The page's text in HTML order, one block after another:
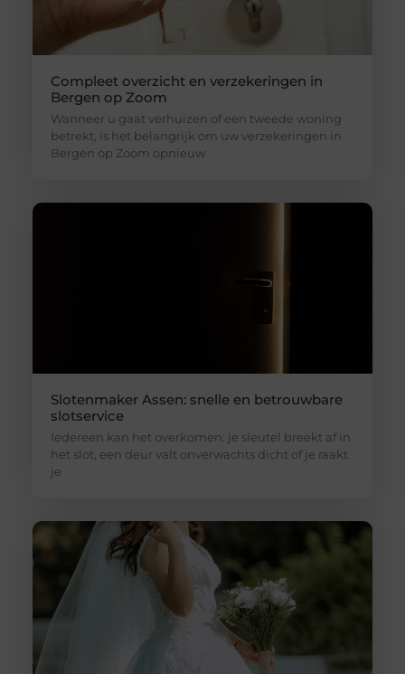
Compleet overzicht en verzekeringen in
Bergen op Zoom
Wanneer u gaat verhuizen of een tweede woning
betrekt, is het belangrijk om uw verzekeringen in
Bergen op Zoom opnieuw
Slotenmaker Assen: snelle en betrouwbare
slotservice
Iedereen kan het overkomen: je sleutel breekt af in
het slot, een deur valt onverwachts dicht of je raakt
je